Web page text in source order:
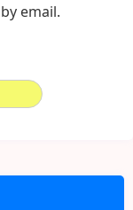
email.